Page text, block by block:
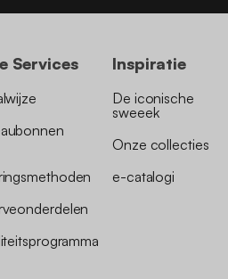
Services Inspiratie
De iconische
sweeek
Onze collecties
e-catalogi